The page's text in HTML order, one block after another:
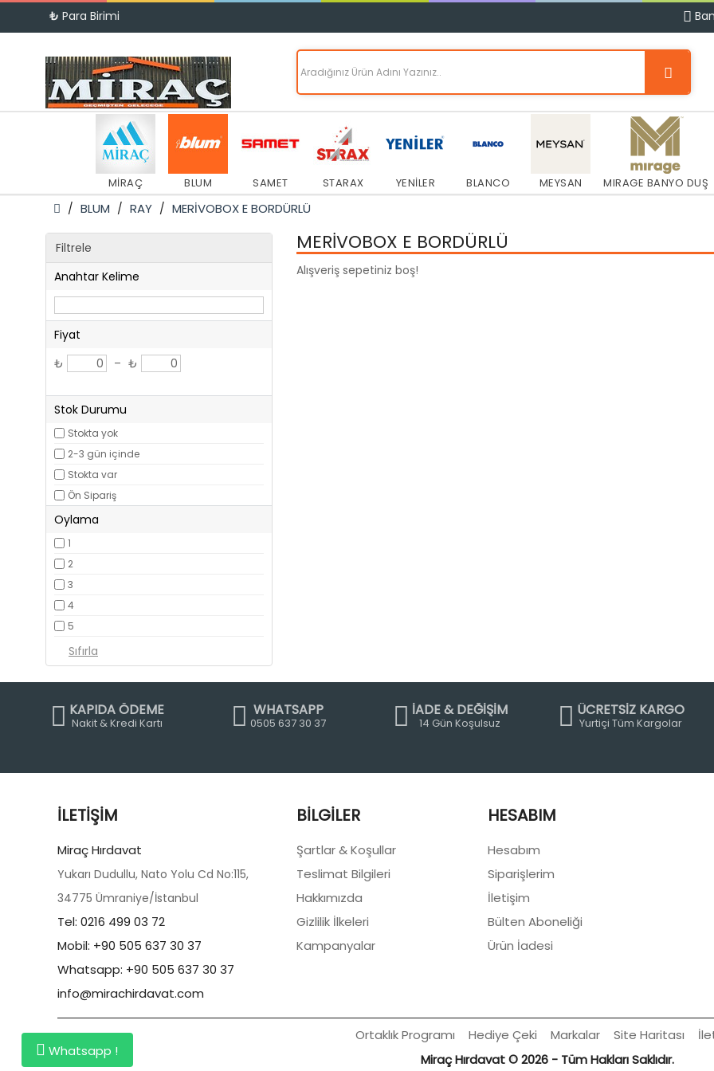
₺ Para Birimi
MİRAÇ BLUM SAMET STARAX YENİLER BLANCO MEYSAN MIRAGE BANYO DUŞ
BLUM RAY MERİVOBOX E BORDÜRLÜ
Filtrele
Anahtar Kelime
Fiyat
₺
– ₺
Stok Durumu
Stokta yok
2-3 gün içinde
Stokta var
Ön Sipariş
Oylama
1
2
3
4
5
MERİVOBOX E BORDÜRLÜ
Alışveriş sepetiniz boş!
Whatsapp !
KAPIDA ÖDEME
Nakit & Kredi Kartı
WHATSAPP
0505 637 30 37
İADE & DEĞİŞİM
14 Gün Koşulsuz
ÜCRETSİZ KARGO
Yurtiçi Tüm Kargolar
İLETIŞIM
Miraç Hırdavat
Yukarı Dudullu, Nato Yolu Cd No:115,
34775 Ümraniye/İstanbul
Tel: 0216 499 03 72
Mobil: +90 505 637 30 37
Whatsapp: +90 505 637 30 37
info@mirachirdavat.com
BILGILER
Şartlar & Koşullar
Teslimat Bilgileri
Hakkımızda
Gizlilik İlkeleri
Kampanyalar
HESABIM
Hesabım
Siparişlerim
İletişim
Bülten Aboneliği
Ürün İadesi
Ortaklık Programı Hediye Çeki Markalar Site Haritası
Miraç Hırdavat © 2026 - Tüm Hakları Saklıdır.